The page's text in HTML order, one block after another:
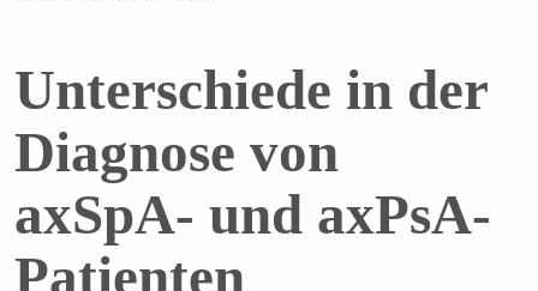
Unterschiede in der
Diagnose von
axSpA- und axPsA-
Patienten